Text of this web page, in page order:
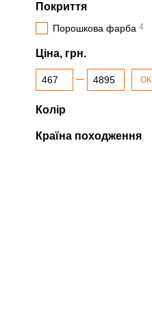
Покриття
Порошкова фарба 4
Ціна, грн.
Від Ціна, грн.
До Ціна, грн. ОК
Колір
Країна походження